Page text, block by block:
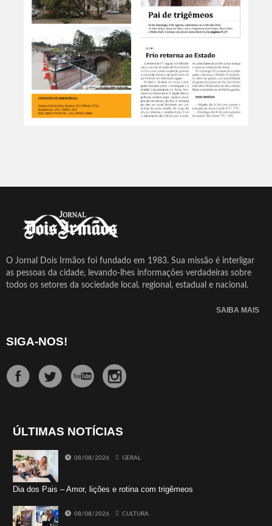
O Jornal Dois Irmãos foi fundado em 1983. Sua missão é interligar
as pessoas da cidade, levando-lhes informações verdadeiras sobre
todos os setores da sociedade local, regional, estadual e nacional.
SAIBA MAIS
SIGA-NOS!
ÚLTIMAS NOTÍCIAS
08/08/2026 GERAL
Dia dos Pais – Amor, lições e rotina com trigêmeos
08/08/2026 CULTURA